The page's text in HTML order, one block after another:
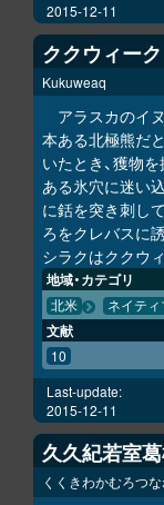
2015-12-11
ククウィーク
Kukuweaq
アラスカのイ
本ある北極熊だ
いたとき、獲物
ある氷穴に迷い
に銛を突き刺し
ろをクレバスに
シラクはククウ
地域・カテゴリ
北米 ネイテ
文献
10
Last-update:
2015-12-11
久久紀若室
くくきわかむろつ